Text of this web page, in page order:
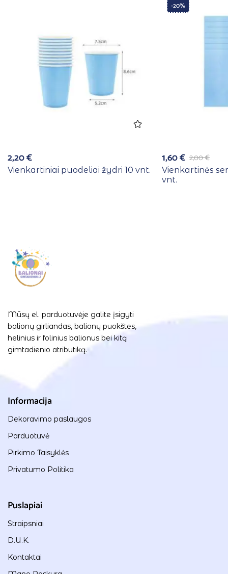
2,20€
Vienkartiniai puodeliai žydri 10 vnt.
-20%
2,00€
1,60€
Vienkartinės
vnt.
Mūsų el. parduotuvėje galite įsigyti
balionų girliandas, balionų puokštes,
helinius ir folinius balionus bei kitą
gimtadienio atributiką.
Informacija
Dekoravimo paslaugos
Parduotuvė
Pirkimo Taisyklės
Privatumo Politika
Puslapiai
Straipsniai
D.U.K.
Kontaktai